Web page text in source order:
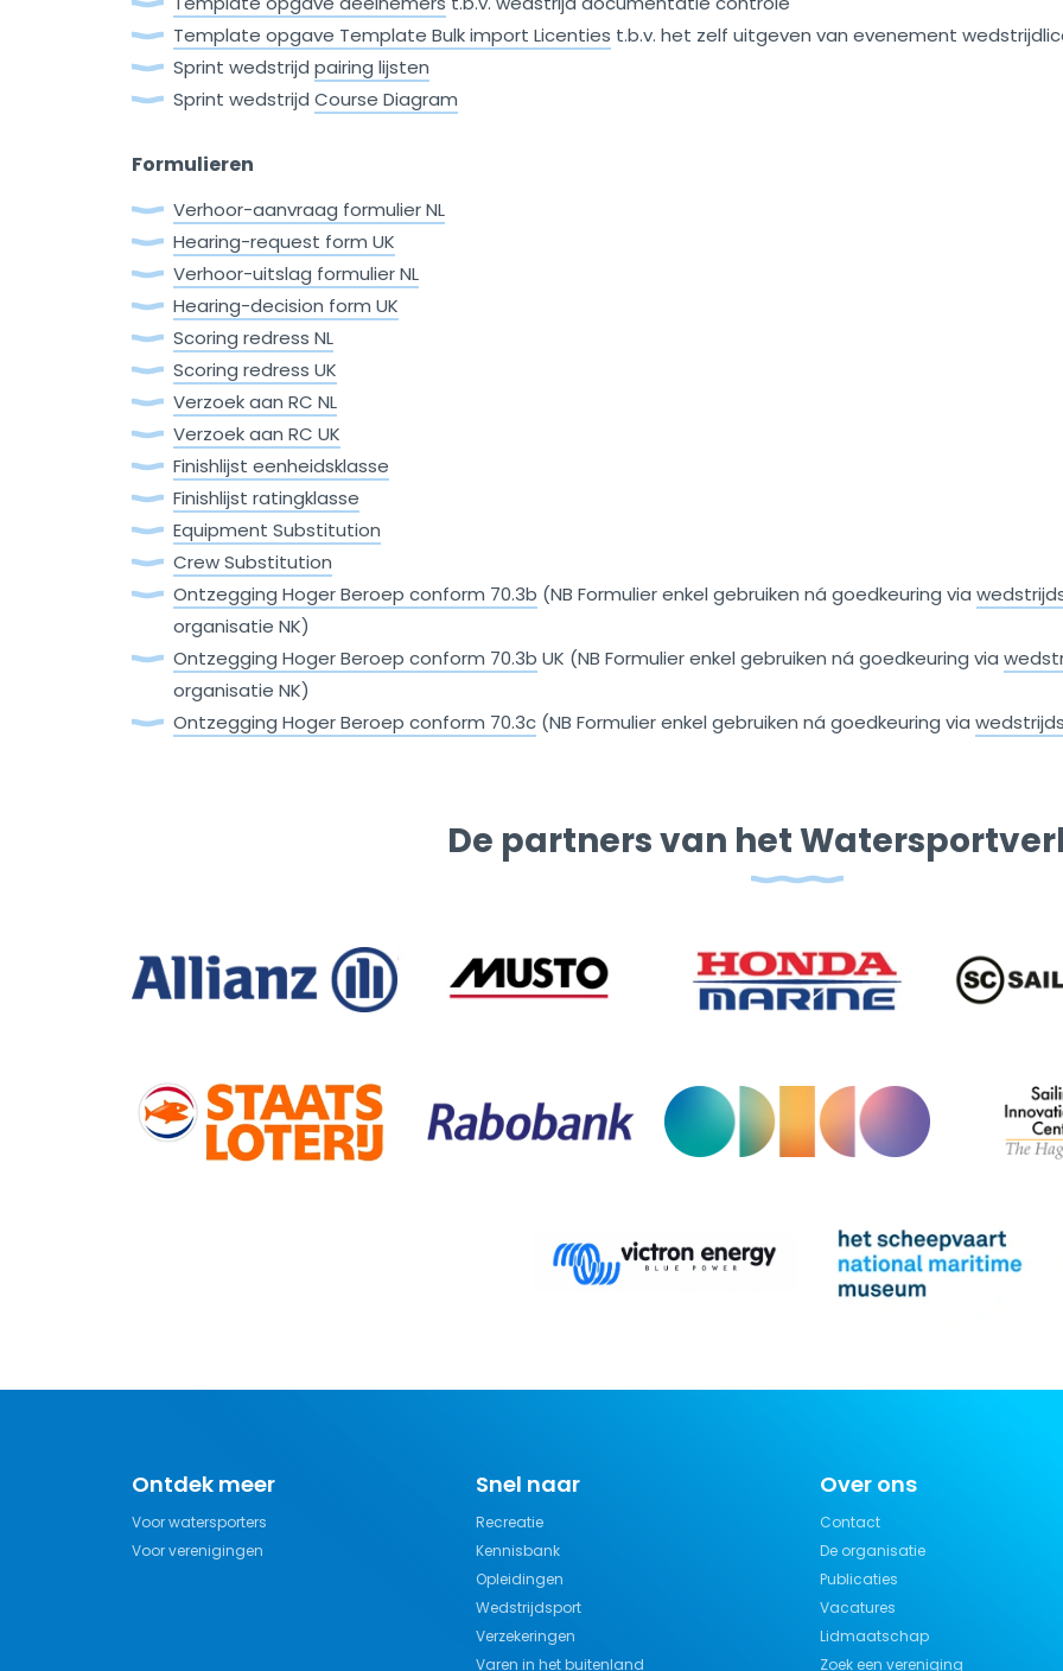
Template opgave Template Bulk import Licenties t.b.v. het zelf uitgeven van evenement
Sprint wedstrijd pairing lijsten
Sprint wedstrijd Course Diagram
Formulieren
Verhoor-aanvraag formulier NL
Hearing-request form UK
Verhoor-uitslag formulier NL
Hearing-decision form UK
Scoring redress NL
Scoring redress UK
Verzoek aan RC NL
Verzoek aan RC UK
Finishlijst eenheidsklasse
Finishlijst ratingklasse
Equipment Substitution
Crew Substitution
Ontzegging Hoger Beroep conform 70.3b (NB Formulier enkel gebruiken ná goedkeuring via
organisatie NK)
Ontzegging Hoger Beroep conform 70.3b UK (NB Formulier enkel gebruiken ná goedkeuring via
organisatie NK)
Ontzegging Hoger Beroep conform 70.3c (NB Formulier enkel gebruiken ná goedkeuring via
De partners van het
Ontdek meer
Voor watersporters
Voor verenigingen
Snel naar
Recreatie
Kennisbank
Opleidingen
Wedstrijdsport
Verzekeringen
Varen in het buitenland
Over ons
Contact
De organisatie
Publicaties
Vacatures
Lidmaatschap
Zoek een vereniging